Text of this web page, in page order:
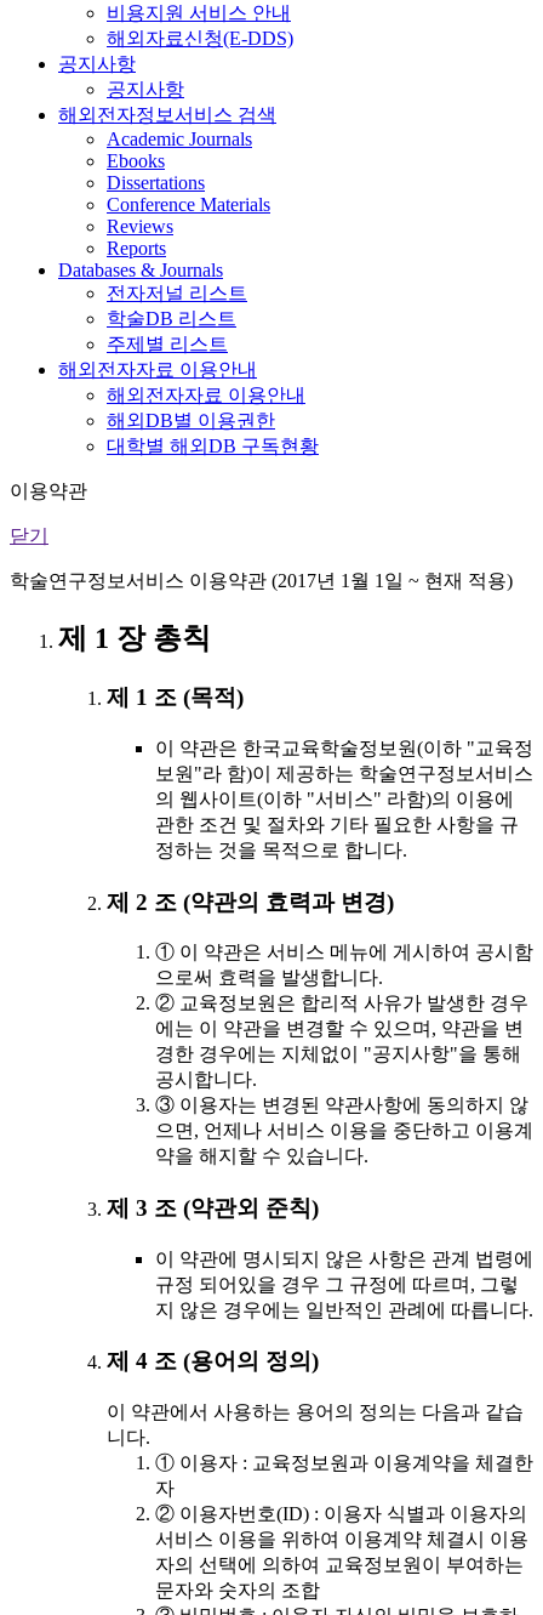
비용지원 서비스 안내
해외자료신청(E-DDS)
공지사항
공지사항
해외전자정보서비스 검색
Academic Journals
Ebooks
Dissertations
Conference Materials
Reviews
Reports
Databases & Journals
전자저널 리스트
학술DB 리스트
주제별 리스트
해외전자자료 이용안내
해외전자자료 이용안내
해외DB별 이용권한
대학별 해외DB 구독현황
이용약관
닫기
학술연구정보서비스 이용약관 (2017년 1월 1일 ~ 현재 적용)
제 1 장 총칙
제 1 조 (목적)
이 약관은 한국교육학술정보원(이하 "교육정
보원"라 함)이 제공하는 학술연구정보서비스
의 웹사이트(이하 "서비스" 라함)의 이용에
관한 조건 및 절차와 기타 필요한 사항을 규
정하는 것을 목적으로 합니다.
제 2 조 (약관의 효력과 변경)
① 이 약관은 서비스 메뉴에 게시하여 공시함
으로써 효력을 발생합니다.
② 교육정보원은 합리적 사유가 발생한 경우
에는 이 약관을 변경할 수 있으며, 약관을 변
경한 경우에는 지체없이 "공지사항"을 통해
공시합니다.
③ 이용자는 변경된 약관사항에 동의하지 않
으면, 언제나 서비스 이용을 중단하고 이용계
약을 해지할 수 있습니다.
제 3 조 (약관외 준칙)
이 약관에 명시되지 않은 사항은 관계 법령에
규정 되어있을 경우 그 규정에 따르며, 그렇
지 않은 경우에는 일반적인 관례에 따릅니다.
제 4 조 (용어의 정의)
이 약관에서 사용하는 용어의 정의는 다음과 같습
니다.
① 이용자 : 교육정보원과 이용계약을 체결한
자
② 이용자번호(ID) : 이용자 식별과 이용자의
서비스 이용을 위하여 이용계약 체결시 이용
자의 선택에 의하여 교육정보원이 부여하는
문자와 숫자의 조합